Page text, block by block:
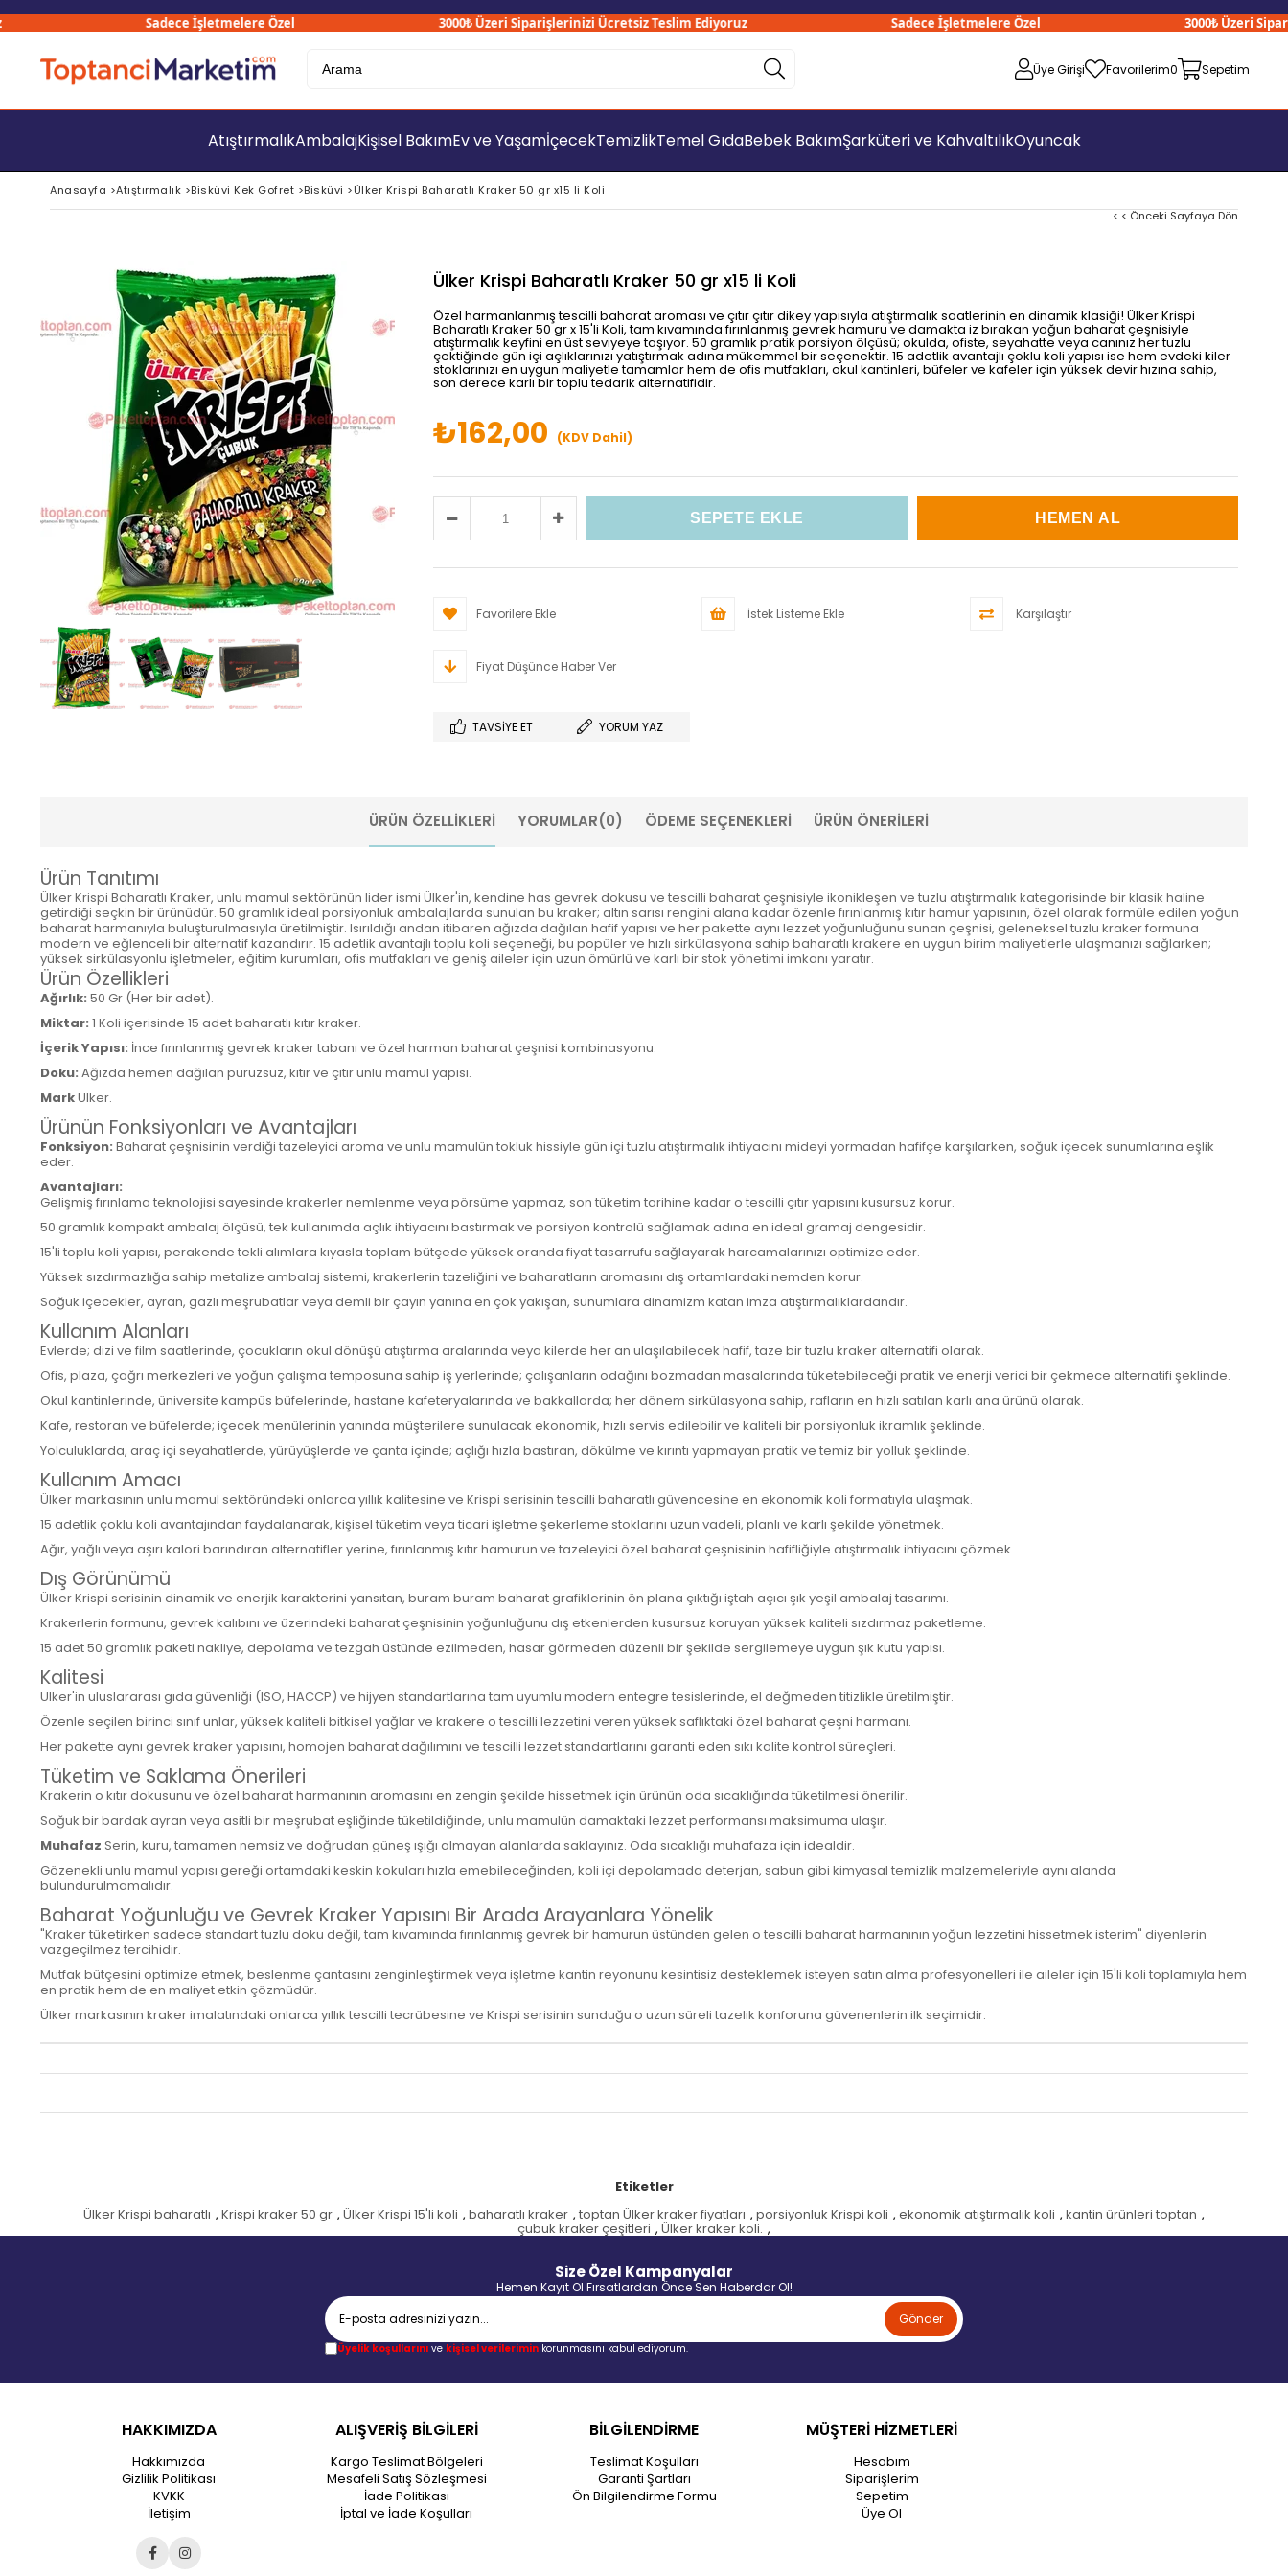
Sadece İşletmelere Özel 3000₺ Üzeri Siparişlerinizi Ücretsiz Teslim Ediyoruz Sadece İşletmelere Özel 3000₺ Üzeri
Üye Girişi Favorilerim0 Sepetim
AtıştırmalıkAmbalajKişisel BakımEv ve YaşamİçecekTemizlikTemel GıdaBebek BakımŞarküteri ve KahvaltılıkOyuncak
Anasayfa >Atıştırmalık >Bisküvi Kek Gofret >Bisküvi >Ülker Krispi Baharatlı Kraker 50 gr x15 li Koli
< < Önceki Sayfaya Dön
Ülker Krispi Baharatlı Kraker 50 gr x15 li Koli
Özel harmanlanmış tescilli baharat aroması ve çıtır çıtır dikey yapısıyla atıştırmalık saatlerinin en dinamik klasiği! Ülker Krispi
Baharatlı Kraker 50 gr x 15'li Koli, tam kıvamında fırınlanmış gevrek hamuru ve damakta iz bırakan yoğun baharat çeşnisiyle
atıştırmalık keyfini en üst seviyeye taşıyor. 50 gramlık pratik porsiyon ölçüsü; okulda, ofiste, seyahatte veya canınız her tuzlu
çektiğinde gün içi açlıklarınızı yatıştırmak adına mükemmel bir seçenektir. 15 adetlik avantajlı çoklu koli yapısı ise hem evdeki kiler
stoklarınızı en uygun maliyetle tamamlar hem de ofis mutfakları, okul kantinleri, büfeler ve kafeler için yüksek devir hızına sahip,
son derece karlı bir toplu tedarik alternatifidir.
₺162,00 (KDV Dahil)
Favorilere Ekle İstek Listeme Ekle Karşılaştır
Fiyat Düşünce Haber Ver
TAVSIYE ET YORUM YAZ
ÜRÜN ÖZELLIKLERI YORUMLAR(0) ÖDEME SEÇENEKLERI ÜRÜN ÖNERILERI
Ürün Tanıtımı
Ülker Krispi Baharatlı Kraker, unlu mamul sektörünün lider ismi Ülker'in, kendine has gevrek dokusu ve tescilli baharat çeşnisiyle ikonikleşen ve tuzlu atıştırmalık kategorisinde bir klasik haline
getirdiği seçkin bir ürünüdür. 50 gramlık ideal porsiyonluk ambalajlarda sunulan bu kraker; altın sarısı rengini alana kadar özenle fırınlanmış kıtır hamur yapısının, özel olarak formüle edilen yoğun
baharat harmanıyla buluşturulmasıyla üretilmiştir. Isırıldığı andan itibaren ağızda dağılan hafif yapısı ve her pakette aynı lezzet yoğunluğunu sunan çeşnisi, geleneksel tuzlu kraker formuna
modern ve eğlenceli bir alternatif kazandırır. 15 adetlik avantajlı toplu koli seçeneği, bu popüler ve hızlı sirkülasyona sahip baharatlı krakere en uygun birim maliyetlerle ulaşmanızı sağlarken;
yüksek sirkülasyonlu işletmeler, eğitim kurumları, ofis mutfakları ve geniş aileler için uzun ömürlü ve karlı bir stok yönetimi imkanı yaratır.
Ürün Özellikleri
Ağırlık: 50 Gr (Her bir adet).
Miktar: 1 Koli içerisinde 15 adet baharatlı kıtır kraker.
İçerik Yapısı: İnce fırınlanmış gevrek kraker tabanı ve özel harman baharat çeşnisi kombinasyonu.
Doku: Ağızda hemen dağılan pürüzsüz, kıtır ve çıtır unlu mamul yapısı.
MarkÜlker.
Ürünün Fonksiyonları ve Avantajları
Fonksiyon: Baharat çeşnisinin verdiği tazeleyici aroma ve unlu mamulün tokluk hissiyle gün içi tuzlu atıştırmalık ihtiyacını mideyi yormadan hafifçe karşılarken, soğuk içecek sunumlarına eşlik
eder.
Avantajları:
Gelişmiş fırınlama teknolojisi sayesinde krakerler nemlenme veya pörsüme yapmaz, son tüketim tarihine kadar o tescilli çıtır yapısını kusursuz korur.
50 gramlık kompakt ambalaj ölçüsü, tek kullanımda açlık ihtiyacını bastırmak ve porsiyon kontrolü sağlamak adına en ideal gramaj dengesidir.
15'li toplu koli yapısı, perakende tekli alımlara kıyasla toplam bütçede yüksek oranda fiyat tasarrufu sağlayarak harcamalarınızı optimize eder.
Yüksek sızdırmazlığa sahip metalize ambalaj sistemi, krakerlerin tazeliğini ve baharatların aromasını dış ortamlardaki nemden korur.
Soğuk içecekler, ayran, gazlı meşrubatlar veya demli bir çayın yanına en çok yakışan, sunumlara dinamizm katan imza atıştırmalıklardandır.
Kullanım Alanları
Evlerde; dizi ve film saatlerinde, çocukların okul dönüşü atıştırma aralarında veya kilerde her an ulaşılabilecek hafif, taze bir tuzlu kraker alternatifi olarak.
Ofis, plaza, çağrı merkezleri ve yoğun çalışma temposuna sahip iş yerlerinde; çalışanların odağını bozmadan masalarında tüketebileceği pratik ve enerji verici bir çekmece alternatifi şeklinde.
Okul kantinlerinde, üniversite kampüs büfelerinde, hastane kafeteryalarında ve bakkallarda; her dönem sirkülasyona sahip, rafların en hızlı satılan karlı ana ürünü olarak.
Kafe, restoran ve büfelerde; içecek menülerinin yanında müşterilere sunulacak ekonomik, hızlı servis edilebilir ve kaliteli bir porsiyonluk ikramlık şeklinde.
Yolculuklarda, araç içi seyahatlerde, yürüyüşlerde ve çanta içinde; açlığı hızla bastıran, dökülme ve kırıntı yapmayan pratik ve temiz bir yolluk şeklinde.
Kullanım Amacı
Ülker markasının unlu mamul sektöründeki onlarca yıllık kalitesine ve Krispi serisinin tescilli baharatlı güvencesine en ekonomik koli formatıyla ulaşmak.
15 adetlik çoklu koli avantajından faydalanarak, kişisel tüketim veya ticari işletme şekerleme stoklarını uzun vadeli, planlı ve karlı şekilde yönetmek.
Ağır, yağlı veya aşırı kalori barındıran alternatifler yerine, fırınlanmış kıtır hamurun ve tazeleyici özel baharat çeşnisinin hafifliğiyle atıştırmalık ihtiyacını çözmek.
Dış Görünümü
Ülker Krispi serisinin dinamik ve enerjik karakterini yansıtan, buram buram baharat grafiklerinin ön plana çıktığı iştah açıcı şık yeşil ambalaj tasarımı.
Krakerlerin formunu, gevrek kalıbını ve üzerindeki baharat çeşnisinin yoğunluğunu dış etkenlerden kusursuz koruyan yüksek kaliteli sızdırmaz paketleme.
15 adet 50 gramlık paketi nakliye, depolama ve tezgah üstünde ezilmeden, hasar görmeden düzenli bir şekilde sergilemeye uygun şık kutu yapısı.
Kalitesi
Ülker'in uluslararası gıda güvenliği (ISO, HACCP) ve hijyen standartlarına tam uyumlu modern entegre tesislerinde, el değmeden titizlikle üretilmiştir.
Özenle seçilen birinci sınıf unlar, yüksek kaliteli bitkisel yağlar ve krakere o tescilli lezzetini veren yüksek saflıktaki özel baharat çeşni harmanı.
Her pakette aynı gevrek kraker yapısını, homojen baharat dağılımını ve tescilli lezzet standartlarını garanti eden sıkı kalite kontrol süreçleri.
Tüketim ve Saklama Önerileri
Krakerin o kıtır dokusunu ve özel baharat harmanının aromasını en zengin şekilde hissetmek için ürünün oda sıcaklığında tüketilmesi önerilir.
Soğuk bir bardak ayran veya asitli bir meşrubat eşliğinde tüketildiğinde, unlu mamulün damaktaki lezzet performansı maksimuma ulaşır.
Muhafaz Serin, kuru, tamamen nemsiz ve doğrudan güneş ışığı almayan alanlarda saklayınız. Oda sıcaklığı muhafaza için idealdir.
Gözenekli unlu mamul yapısı gereği ortamdaki keskin kokuları hızla emebileceğinden, koli içi depolamada deterjan, sabun gibi kimyasal temizlik malzemeleriyle aynı alanda
bulundurulmamalıdır.
Baharat Yoğunluğu ve Gevrek Kraker Yapısını Bir Arada Arayanlara Yönelik
"Kraker tüketirken sadece standart tuzlu doku değil, tam kıvamında fırınlanmış gevrek bir hamurun üstünden gelen o tescilli baharat harmanının yoğun lezzetini hissetmek isterim" diyenlerin
vazgeçilmez tercihidir.
Mutfak bütçesini optimize etmek, beslenme çantasını zenginleştirmek veya işletme kantin reyonunu kesintisiz desteklemek isteyen satın alma profesyonelleri ile aileler için 15'li koli toplamıyla hem
en pratik hem de en maliyet etkin çözmüdür.
Ülker markasının kraker imalatındaki onlarca yıllık tescilli tecrübesine ve Krispi serisinin sunduğu o uzun süreli tazelik konforuna güvenenlerin ilk seçimidir.
Etiketler
Ülker Krispi baharatlı , Krispi kraker 50 gr , Ülker Krispi 15'li koli , baharatlı kraker , toptan Ülker kraker fiyatları , porsiyonluk Krispi koli , ekonomik atıştırmalık koli , kantin ürünleri toptan ,
çubuk kraker çeşitleri , Ülker kraker koli. ,
Size Özel Kampanyalar
Hemen Kayıt Ol Fırsatlardan Önce Sen Haberdar Ol!
Gönder
Üyelik koşullarınıve kişisel verileriminkorunmasını kabul ediyorum.
HAKKIMIZDA
Hakkımızda
Gizlilik Politikası
KVKK
İletişim
ALIŞVERİŞ BİLGİLERİ
Kargo Teslimat Bölgeleri
Mesafeli Satış Sözleşmesi
İade Politikası
İptal ve İade Koşulları
BİLGİLENDİRME
Teslimat Koşulları
Garanti Şartları
Ön Bilgilendirme Formu
MÜŞTERİ HİZMETLERİ
Hesabım
Siparişlerim
Sepetim
Üye Ol